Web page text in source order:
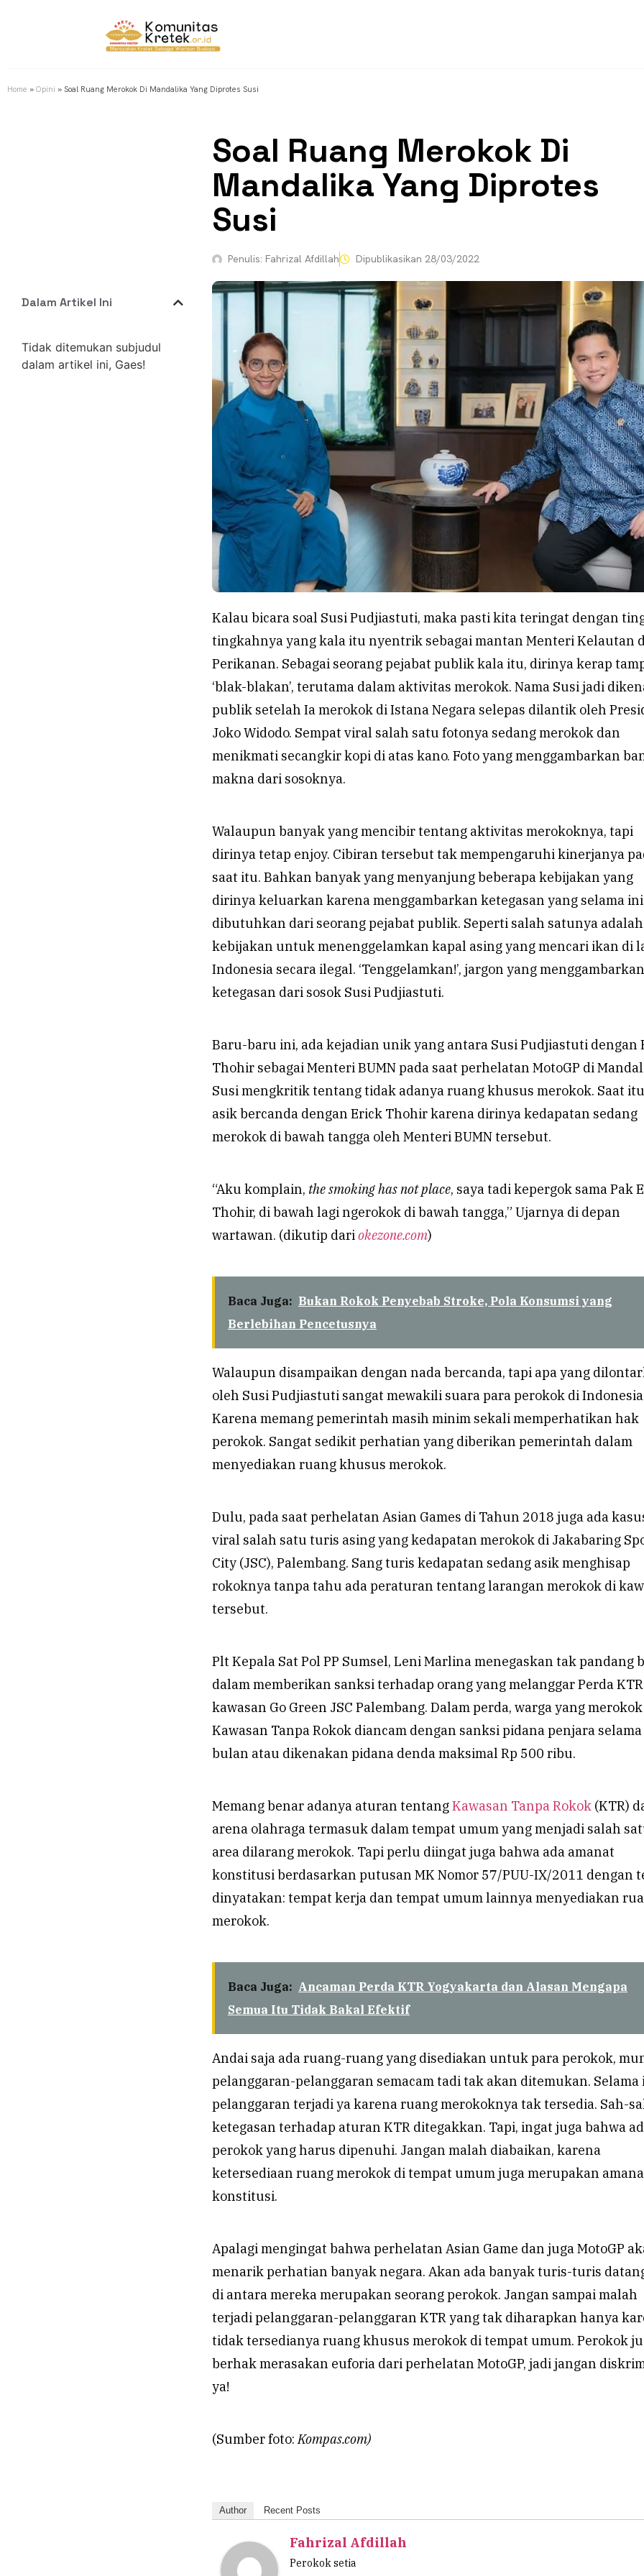
Home » Opini » Soal Ruang Merokok Di Mandalika Yang Diprotes Susi
Soal Ruang Merokok Di
Mandalika Yang Diprotes
Susi
Penulis: Fahrizal Afdillah Dipublikasikan 28/03/2022
Dalam Artikel Ini
Tidak ditemukan subjudul
dalam artikel ini, Gaes!
Kalau bicara soal Susi Pudjiastuti, maka pasti kita teringat dengan
tingkahnya yang kala itu nyentrik sebagai mantan Menteri Kelautan
Perikanan. Sebagai seorang pejabat publik kala itu, dirinya kerap
‘blak-blakan’, terutama dalam aktivitas merokok. Nama Susi jadi
publik setelah Ia merokok di Istana Negara selepas dilantik oleh
Joko Widodo. Sempat viral salah satu fotonya sedang merokok dan
menikmati secangkir kopi di atas kano. Foto yang menggambarkan
makna dari sosoknya.
Walaupun banyak yang mencibir tentang aktivitas merokoknya, tapi
dirinya tetap enjoy. Cibiran tersebut tak mempengaruhi kinerjanya
saat itu. Bahkan banyak yang menyanjung beberapa kebijakan yang
dirinya keluarkan karena menggambarkan ketegasan yang selama ini
dibutuhkan dari seorang pejabat publik. Seperti salah satunya adalah
kebijakan untuk menenggelamkan kapal asing yang mencari ikan di
Indonesia secara ilegal. ‘Tenggelamkan!’, jargon yang menggambarkan
ketegasan dari sosok Susi Pudjiastuti.
Baru-baru ini, ada kejadian unik yang antara Susi Pudjiastuti dengan
Thohir sebagai Menteri BUMN pada saat perhelatan MotoGP di
Susi mengkritik tentang tidak adanya ruang khusus merokok. Saat
asik bercanda dengan Erick Thohir karena dirinya kedapatan sedang
merokok di bawah tangga oleh Menteri BUMN tersebut.
“Aku komplain, the smoking has not place, saya tadi kepergok sama Pak
Thohir, di bawah lagi ngerokok di bawah tangga,” Ujarnya di depan
wartawan. (dikutip dariokezone.com)
Baca Juga: Bukan Rokok Penyebab Stroke, Pola Konsumsi yang
Berlebihan Pencetusnya
Walaupun disampaikan dengan nada bercanda, tapi apa yang
oleh Susi Pudjiastuti sangat mewakili suara para perokok di
Karena memang pemerintah masih minim sekali memperhatikan hak
perokok. Sangat sedikit perhatian yang diberikan pemerintah dalam
menyediakan ruang khusus merokok.
Dulu, pada saat perhelatan Asian Games di Tahun 2018 juga ada
viral salah satu turis asing yang kedapatan merokok di Jakabaring
City (JSC), Palembang. Sang turis kedapatan sedang asik menghisap
rokoknya tanpa tahu ada peraturan tentang larangan merokok di
tersebut.
Plt Kepala Sat Pol PP Sumsel, Leni Marlina menegaskan tak pandang
dalam memberikan sanksi terhadap orang yang melanggar Perda
kawasan Go Green JSC Palembang. Dalam perda, warga yang
Kawasan Tanpa Rokok diancam dengan sanksi pidana penjara
bulan atau dikenakan pidana denda maksimal Rp 500 ribu.
Memang benar adanya aturan tentangKawasan Tanpa Rokok (KTR)
arena olahraga termasuk dalam tempat umum yang menjadi salah
area dilarang merokok. Tapi perlu diingat juga bahwa ada amanat
konstitusi berdasarkan putusan MK Nomor 57/PUU-IX/2011 dengan
dinyatakan: tempat kerja dan tempat umum lainnya menyediakan
merokok.
Baca Juga: Ancaman Perda KTR Yogyakarta dan Alasan Mengapa
Semua Itu Tidak Bakal Efektif
Andai saja ada ruang-ruang yang disediakan untuk para perokok,
pelanggaran-pelanggaran semacam tadi tak akan ditemukan. Selama
pelanggaran terjadi ya karena ruang merokoknya tak tersedia. Sah-
ketegasan terhadap aturan KTR ditegakkan. Tapi, ingat juga bahwa
perokok yang harus dipenuhi. Jangan malah diabaikan, karena
ketersediaan ruang merokok di tempat umum juga merupakan
konstitusi.
Apalagi mengingat bahwa perhelatan Asian Game dan juga MotoGP
menarik perhatian banyak negara. Akan ada banyak turis-turis
di antara mereka merupakan seorang perokok. Jangan sampai malah
terjadi pelanggaran-pelanggaran KTR yang tak diharapkan hanya
tidak tersedianya ruang khusus merokok di tempat umum. Perokok
berhak merasakan euforia dari perhelatan MotoGP, jadi jangan
ya!
(Sumber foto:Kompas.com)
Author Recent Posts
Fahrizal Afdillah
Perokok setia